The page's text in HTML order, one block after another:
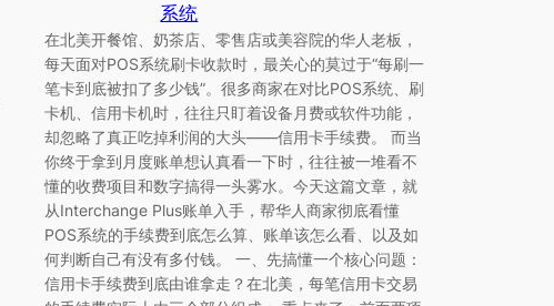
系统
在北美开餐馆、奶茶店、零售店或美容院的华人老板，
每天面对POS系统刷卡收款时，最关心的莫过于“每刷一
笔卡到底被扣了多少钱”。很多商家在对比POS系统、刷
卡机、信用卡机时，往往只盯着设备月费或软件功能，
却忽略了真正吃掉利润的大头——信用卡手续费。 而当
你终于拿到月度账单想认真看一下时，往往被一堆看不
懂的收费项目和数字搞得一头雾水。今天这篇文章，就
从Interchange Plus账单入手，帮华人商家彻底看懂
POS系统的手续费到底怎么算、账单该怎么看、以及如
何判断自己有没有多付钱。 一、先搞懂一个核心问题：
信用卡手续费到底由谁拿走？在北美，每笔信用卡交易